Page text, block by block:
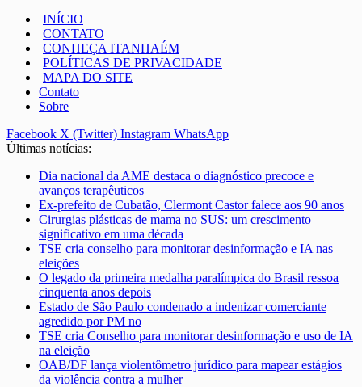
INÍCIO
CONTATO
CONHEÇA ITANHAÉM
POLÍTICAS DE PRIVACIDADE
MAPA DO SITE
Contato
Sobre
Facebook X (Twitter) Instagram WhatsApp
Últimas notícias:
Dia nacional da AME destaca o diagnóstico precoce e
avanços terapêuticos
Ex-prefeito de Cubatão, Clermont Castor falece aos 90 anos
Cirurgias plásticas de mama no SUS: um crescimento
significativo em uma década
TSE cria conselho para monitorar desinformação e IA nas
eleições
O legado da primeira medalha paralímpica do Brasil ressoa
cinquenta anos depois
Estado de São Paulo condenado a indenizar comerciante
agredido por PM no
TSE cria Conselho para monitorar desinformação e uso de IA
na eleição
OAB/DF lança violentômetro jurídico para mapear estágios
da violência contra a mulher